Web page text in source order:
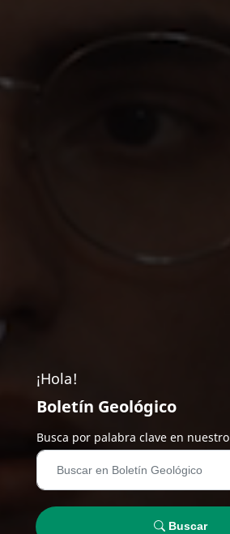
¡Hola!
Boletín Geológico
Busca por palabra clave en
Buscar